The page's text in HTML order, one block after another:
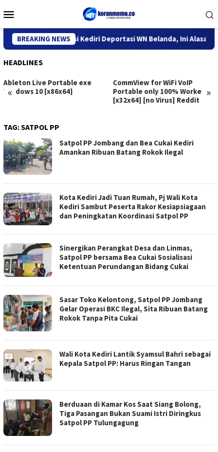
to
Menu
BREAKING NEWS
Kantor Imigrasi Kediri Deportasi WN Belanda, Ini Alasannya
HEADLINES
« »
Ableton Live Portable exe
Windows 10 [x86x64]
CommView for WiFi VoIP
Portable only 100% Worked
[x32x64] [no Virus] Reddit
TAG:SATPOL PP
Satpol PP Jombang dan Bea Cukai Kediri
Amankan Ribuan Batang Rokok Ilegal
Kota Kediri Jadi Tuan Rumah, Pj Wali Kota
Kediri Sambut Peserta Rakor Kesiapsiagaan
dan Peningkatan Koordinasi Satpol PP
Sinergikan Perangkat Desa dan Linmas,
Satpol PP bersama Bea Cukai Sosialisasi
Ketentuan Perundangan Bidang Cukai
Sasar Toko Kelontong, Satpol PP Jombang
Gelar Operasi BKC Ilegal, Sita Ribuan Batang
Rokok Tanpa Pita Cukai
Wali Kota Kediri Lantik Syamsul Bahri sebagai
Kepala Satpol PP: Harus Ringan Tangan
Berduaan di Kamar Kos Saat Siang Bolong,
Tiga Pasangan Bukan Suami Istri Diringkus
Satpol PP Tulungagung